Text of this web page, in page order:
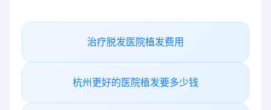
治疗脱发医院植发费用
杭州更好的医院植发要多少钱